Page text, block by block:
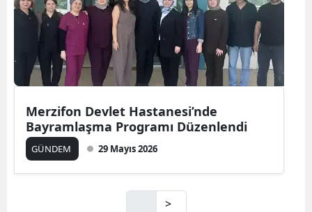
Merzifon Devlet Hastanesi’nde
Bayramlaşma Programı Düzenlendi
GÜNDEM 29 Mayıs 2026
>